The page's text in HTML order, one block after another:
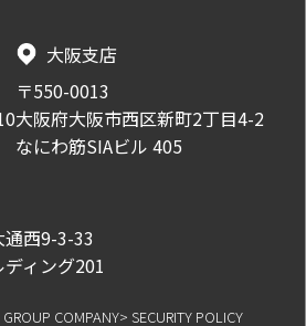
大阪支店
〒550-0013
大阪府大阪市西区新町2丁目4-2
なにわ筋SIAビル 405
西9-3-33
ィング201
COMPANY> SECURITY POLICY